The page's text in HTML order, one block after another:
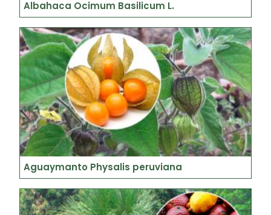
Albahaca Ocimum Basilicum L.
Aguaymanto Physalis peruviana